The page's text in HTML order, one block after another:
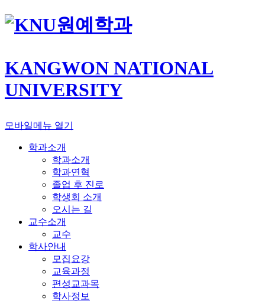
원예학과
KANGWON NATIONAL
UNIVERSITY
모바일메뉴 열기
학과소개
학과소개
학과연혁
졸업 후 진로
학생회 소개
오시는 길
교수소개
교수
학사안내
모집요강
교육과정
편성교과목
학사정보